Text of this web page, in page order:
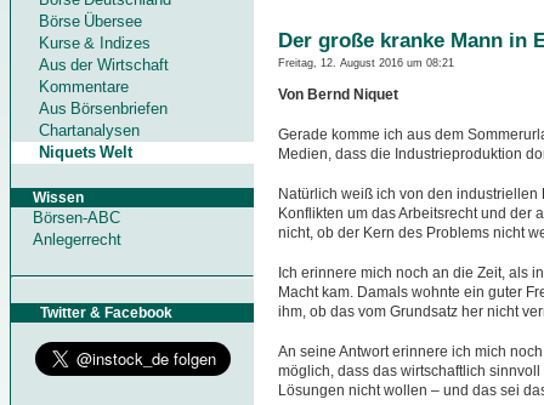
Börse Übersee
Kurse & Indizes
Aus der Wirtschaft
Kommentare
Aus Börsenbriefen
Chartanalysen
Niquets Welt
Wissen
Börsen-ABC
Anlegerrecht
Twitter & Facebook
Der große kranke Mann in
Freitag, 12. August 2016 um 08:21
Von Bernd Niquet
Gerade komme ich aus dem
Medien, dass die Industrieproduktion
Natürlich weiß ich von den
Konflikten um das Arbeitsrecht und der
nicht, ob der Kern des Problems nicht
Ich erinnere mich noch an die Zeit, als
Macht kam. Damals wohnte ein guter
ihm, ob das vom Grundsatz her nicht
An seine Antwort erinnere ich mich
möglich, dass das wirtschaftlich
Lösungen nicht wollen – und das sei